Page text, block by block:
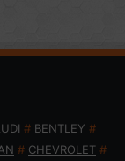
# BENTLEY #
# CHEVROLET #